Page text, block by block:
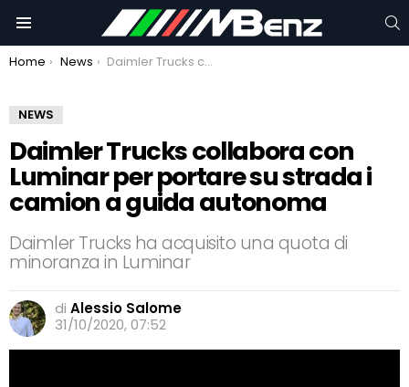
You are here:
Home News Daimler Trucks collabora con Luminar per portare su strada i camion a guida autonoma
NEWS
Daimler Trucks collabora con
Luminar per portare su strada i
camion a guida autonoma
Daimler Trucks ha acquisito una quota di
minoranza in Luminar
di Alessio Salome
31/10/2020, 07:52